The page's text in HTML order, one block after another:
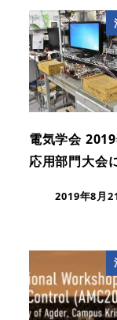
電気学会
応用部門大会
2019年8月